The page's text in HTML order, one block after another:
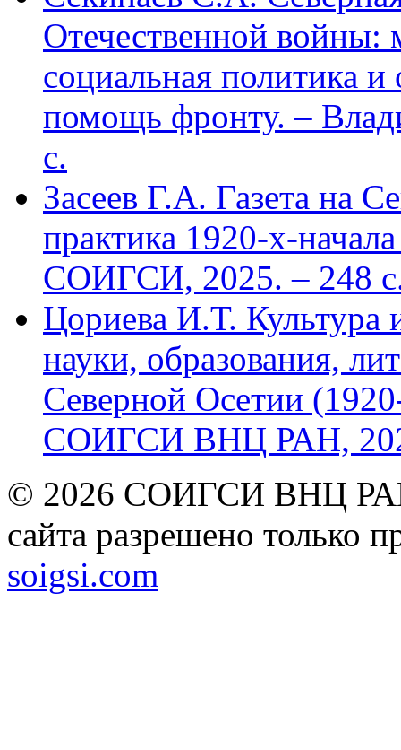
Отечественной войны:
социальная политика
помощь фронту. –
с.
Засеев Г.А. Газета на
практика 1920-х-
СОИГСИ, 2025. – 248
Цориева И.Т. Культура
науки, образования,
Северной Осетии
СОИГСИ ВНЦ РАН,
© 2026 СОИГСИ ВНЦ РАН
сайта разрешено только
soigsi.com